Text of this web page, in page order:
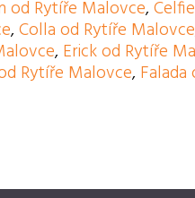
od Rytíře Malovce,
,Colla od Rytíře Malovce
, Erick od Rytíře
Rytíře Malovce,